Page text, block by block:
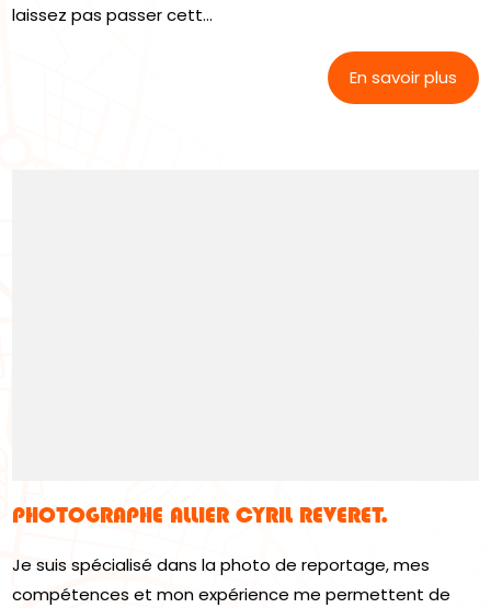
laissez pas passer cett...
En savoir plus
PHOTOGRAPHE ALLIER CYRIL REVERET.
Je suis spécialisé dans la photo de reportage, mes
compétences et mon expérience me permettent de